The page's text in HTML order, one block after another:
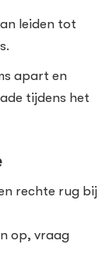
leiden tot
apart en
tijdens het
rechte rug bij
op, vraag